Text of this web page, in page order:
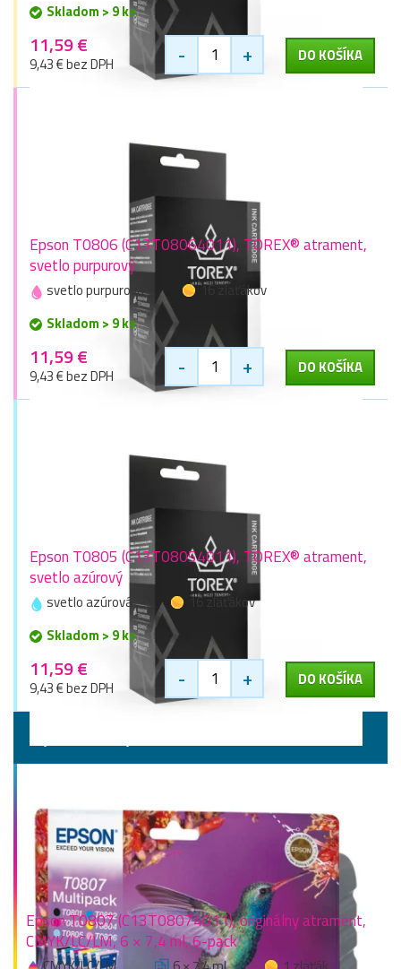
Skladom > 9 ks
11,59 €
9,43 € bez DPH - + DO KOŠÍKA
Epson T0806 (C13T08064011), TOREX® atrament,
svetlo purpurový
svetlo purpurová
16 zlaťákov
Skladom > 9 ks
11,59 €
9,43 € bez DPH - + DO KOŠÍKA
Epson T0805 (C13T08054011), TOREX® atrament,
svetlo azúrový
svetlo azúrová
16 zlaťákov
Skladom > 9 ks
11,59 €
9,43 € bez DPH - + DO KOŠÍKA
Epson T0807 (C13T08074011), originálny atrament,
CMYK/LC/LM, 6 × 7,4 ml, 6-pack